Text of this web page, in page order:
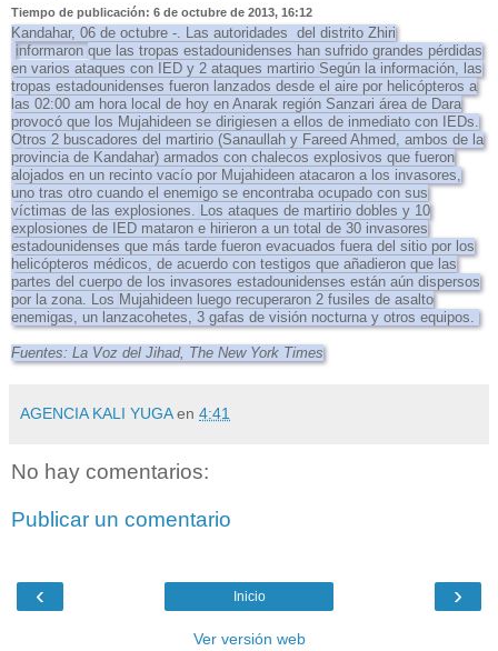
Tiempo de publicación: 6 de octubre de 2013, 16:12
Kandahar, 06 de octubre -. Las autoridades del distrito Zhiri
informaron que las tropas estadounidenses han sufrido grandes pérdidas
en varios ataques con IED y 2 ataques martirio Según la información, las
tropas estadounidenses fueron lanzados desde el aire por helicópteros a
las 02:00 am hora local de hoy en Anarak región Sanzari área de Dara
provocó que los Mujahideen se dirigiesen a ellos de inmediato con IEDs.
Otros 2 buscadores del martirio (Sanaullah y Fareed Ahmed, ambos de la
provincia de Kandahar) armados con chalecos explosivos que fueron
alojados en un recinto vacío por Mujahideen atacaron a los invasores,
uno tras otro cuando el enemigo se encontraba ocupado con sus
víctimas de las explosiones.
Los ataques de martirio dobles y 10
explosiones de IED mataron e hirieron a un total de 30 invasores
estadounidenses que más tarde fueron evacuados fuera del sitio por los
helicópteros médicos, de acuerdo con testigos que añadieron que las
partes del cuerpo de los invasores estadounidenses están aún dispersos
por la zona. Los Mujahideen luego recuperaron 2 fusiles de asalto
enemigas, un lanzacohetes, 3 gafas de visión nocturna y otros equipos.
Fuentes: La Voz del Jihad, The New York Times
AGENCIA KALI YUGA en 4:41
No hay comentarios:
Publicar un comentario
‹ ›
Inicio
Ver versión web